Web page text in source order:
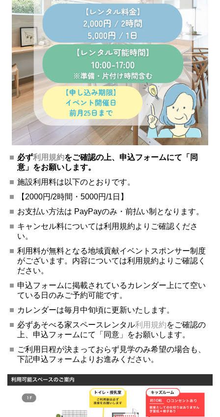
必ず利用規約をご確認の上、申込フォームにて「同
意」をお願いします。
施設利用料は以下のとおりです。
【2000円/2時間・5000円/1日】
お支払い方法は PayPayのみ・前払い制となります。
キャンセル料については利用規約よりご確認くださ
い。
利用料が無料となる地域貢献イベントスポンサー制度
がございます。内容については利用規約よりご確認く
ださい。
申込フォームに掲載されているカレンダー上にて空い
ている日のみご予約可能です。
カレンダーは毎月中旬頃に更新いたします。
必ずあそべる家スペースレンタル利用規約をご確認の
上、申込フォームにて「同意」をお願いします。
ご利用日程が決まっておらず見学のみ希望の場合も、
下記申込フォームよりお進みください。